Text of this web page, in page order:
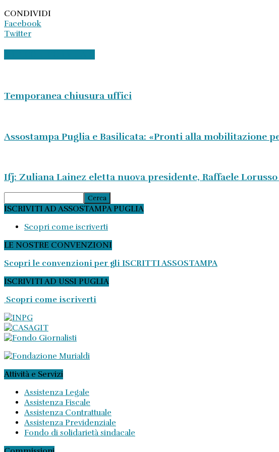
CONDIVIDI
Facebook
Twitter
Temporanea chiusura uffici
Assostampa Puglia e Basilicata: «Pronti alla mobilitazione
Ifj: Zuliana Lainez eletta nuova presidente, Raffaele
ISCRIVITI AD ASSOSTAMPA PUGLIA
Scopri come iscriverti
LE NOSTRE CONVENZIONI
Scopri le convenzioni per gli ISCRITTI ASSOSTAMPA
ISCRIVITI AD USSI PUGLIA
Scopri come iscriverti
Attività e Servizi
Assistenza Legale
Assistenza Fiscale
Assistenza Contrattuale
Assistenza Previdenziale
Fondo di solidarietà sindacale